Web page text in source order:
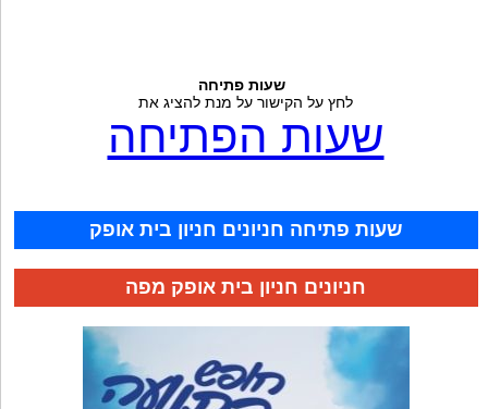
שעות פתיחה
לחץ על הקישור על מנת להציג את
שעות הפתיחה
שעות פתיחה חניונים חניון בית אופק
חניונים חניון בית אופק מפה